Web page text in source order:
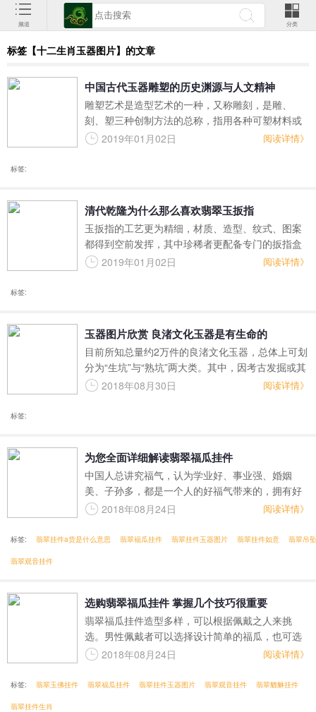
频道 分类
标签【十二生肖玉器图片】的文章
中国古代玉器雕塑的历史渊源与人文精神
雕塑艺术是造型艺术的一种，又称雕刻，是雕、
刻、塑三种创制方法的总称，指用各种可塑材料或
可雕、可刻的硬质材料创造出具有一定空间的可
2019年01月02日 阅读详情》
标签:
清代乾隆为什么那么喜欢翡翠玉扳指
玉扳指的工艺更为精细，材质、造型、纹式、图案
都得到空前发挥，其中珍稀者更配备专门的扳指盒
养护，那些漆器、象牙、鎏金的玉扳指盒本身就是
2019年01月02日 阅读详情》
标签:
玉器图片欣赏 良渚文化玉器是有生命的
目前所知总量约2万件的良渚文化玉器，总体上可划
分为“生坑”与“熟坑”两大类。其中，因考古发掘或其
他原因出土的“生坑”玉器为其大宗。“生坑”玉器最初
2018年08月30日 阅读详情》
标签:
为您全面详细解读翡翠福瓜挂件
中国人总讲究福气，认为学业好、事业强、婚姻
美、子孙多，都是一个人的好福气带来的，拥有好
福气就拥有一切。而翡翠福瓜生来就带着"福"气，是
2018年08月24日 阅读详情》
标签: 翡翠挂件a货是什么意思 翡翠福瓜挂件 翡翠挂件玉器图片 翡翠挂件如意 翡翠吊坠
翡翠观音挂件
选购翡翠福瓜挂件 掌握几个技巧很重要
翡翠福瓜挂件造型多样，可以根据佩戴之人来挑
选。男性佩戴者可以选择设计简单的福瓜，也可选
择与神兽组合，如貔貅、麒麟等，再搭配精致的红
2018年08月24日 阅读详情》
标签: 翡翠玉佛挂件 翡翠福瓜挂件 翡翠挂件玉器图片 翡翠观音挂件 翡翠貔貅挂件
翡翠挂件生肖